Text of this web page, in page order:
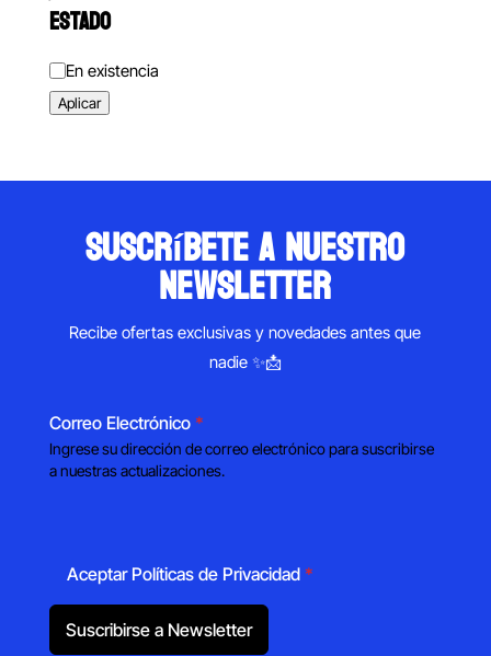
ESTADO
Estado
En existencia
Aplicar
suscríbete a nuestro
newsletter
Recibe ofertas exclusivas y novedades antes que
nadie ✨📩
Correo Electrónico *
Ingrese su dirección de correo electrónico para suscribirse
a nuestras actualizaciones.
Aceptar Políticas de Privacidad *
Suscribirse a Newsletter